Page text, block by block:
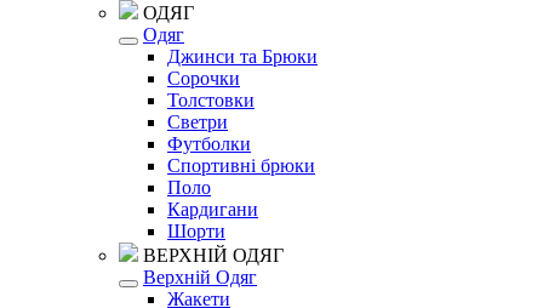
ОДЯГ
Одяг
Джинси та Брюки
Сорочки
Толстовки
Светри
Футболки
Спортивні брюки
Поло
Кардигани
Шорти
ВЕРХНІЙ ОДЯГ
Верхній Одяг
Жакети